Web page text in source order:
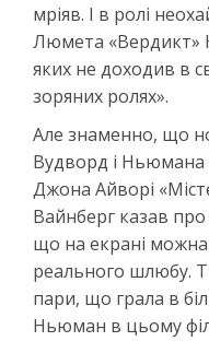
мріяв. І в ролі
Люмета «Вердикт»
яких не доходив в
зоряних ролях».
Але знаменно, що
Вудворд і Ньюмана
Джона Айворі
Вайнберг казав
що на екрані
реального шлюбу.
пари, що грала в
Ньюман в цьому